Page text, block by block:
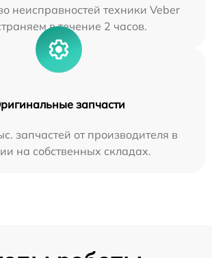
неисправностей техники Veber
в течение 2 часов.
запчасти
запчастей от производителя в
на собственных складах.